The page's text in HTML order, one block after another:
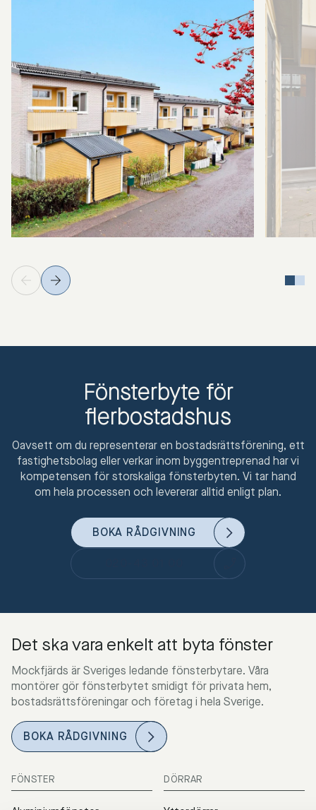
Fönsterbyte för
flerbostadshus
Oavsett om du representerar en bostadsrättsförening, ett
fastighetsbolag eller verkar inom byggentreprenad har vi
kompetensen för storskaliga fönsterbyten. Vi tar hand
om hela processen och levererar alltid enligt plan.
BOKA RÅDGIVNING
Det ska vara enkelt att byta fönster
Mockfjärds är Sveriges ledande fönsterbytare. Våra
montörer gör fönsterbytet smidigt för privata hem,
bostadsrättsföreningar och företag i hela Sverige.
BOKA RÅDGIVNING
FÖNSTER DÖRRAR